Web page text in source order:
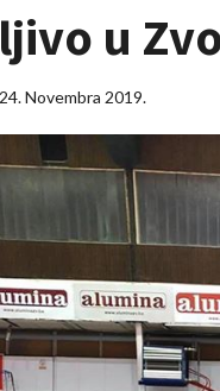
u
24. Novembra 2019.